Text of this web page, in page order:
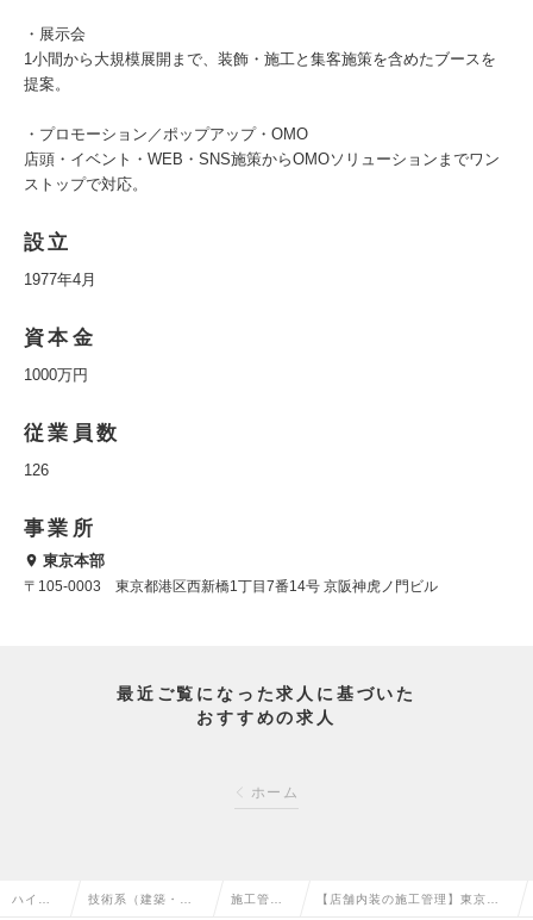
・展示会
1小間から大規模展開まで、装飾・施工と集客施策を含めたブースを
提案。
・プロモーション／ポップアップ・OMO
店頭・イベント・WEB・SNS施策からOMOソリューションまでワン
ストップで対応。
設立
1977年4月
資本金
1000万円
従業員数
126
事業所
東京本部
〒105-0003 東京都港区西新橋1丁目7番14号 京阪神虎ノ門ビル
最近ご覧になった求人に基づいた
おすすめの求人
ホーム
ハイク 技術系（建築・設 施工管理 【店舗内装の施工管理】東京◆